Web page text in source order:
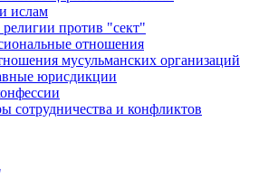
ислам
против "сект"
отношения
мусульманских организаций
юрисдикции
сотрудничества и конфликтов